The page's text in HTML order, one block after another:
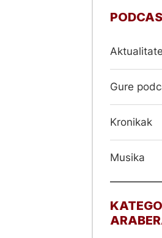
Gure
Kronikak
Musika